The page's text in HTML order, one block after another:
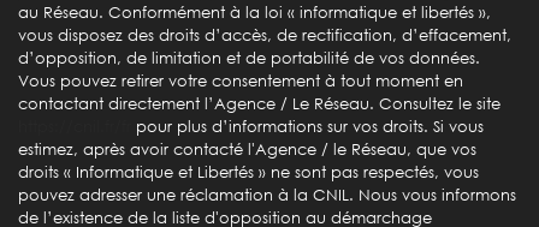
au Réseau. Conformément à la loi « informatique et libertés »,
vous disposez des droits d’accès, de rectification, d’effacement,
d’opposition, de limitation et de portabilité de vos données.
Vous pouvez retirer votre consentement à tout moment en
contactant directement l’Agence / Le Réseau. Consultez le site
pour plus d’informations sur vos droits. Si vous
estimez, après avoir contacté l'Agence / le Réseau, que vos
droits « Informatique et Libertés » ne sont pas respectés, vous
pouvez adresser une réclamation à la CNIL. Nous vous informons
de l’existence de la liste d'opposition au démarchage